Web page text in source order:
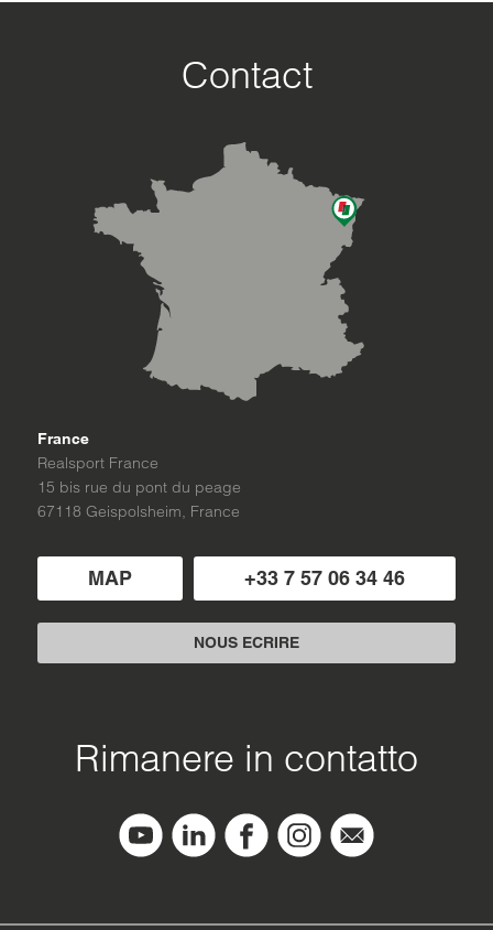
Contact
France
Realsport France
15 bis rue du pont du peage
67118 Geispolsheim, France
MAP +33 7 57 06 34 46
NOUS ECRIRE
Rimanere in contatto